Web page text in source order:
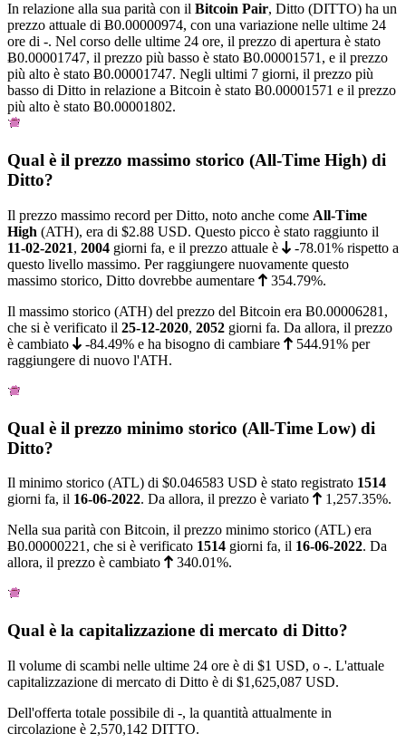
In relazione alla sua parità con il Bitcoin Pair, Ditto (DITTO) ha un
prezzo attuale di Ƀ0.00000974, con una variazione nelle ultime 24
ore di -. Nel corso delle ultime 24 ore, il prezzo di apertura è stato
Ƀ0.00001747, il prezzo più basso è stato Ƀ0.00001571 , e il prezzo
più alto è stato Ƀ0.00001747. Negli ultimi 7 giorni, il prezzo più
basso di Ditto in relazione a Bitcoin è stato Ƀ0.00001571 e il prezzo
più alto è stato Ƀ0.00001802.
Qual è il prezzo massimo storico (All-Time High) di
Ditto?
Il prezzo massimo record per Ditto, noto anche come All-Time
High (ATH), era di $2.88 USD. Questo picco è stato raggiunto il
11-02-2021, 2004 giorni fa, e il prezzo attuale è -78.01% rispetto a
questo livello massimo. Per raggiungere nuovamente questo
massimo storico, Ditto dovrebbe aumentare
354.79%.
Il massimo storico (ATH) del prezzo del Bitcoin era Ƀ0.00006281 ,
che si è verificato il 25-12-2020, 2052 giorni fa. Da allora, il prezzo
è cambiato
-84.49% e ha bisogno di cambiare 544.91% per
raggiungere di nuovo l'ATH.
Qual è il prezzo minimo storico (All-Time Low) di
Ditto?
Il minimo storico (ATL) di $0.046583 USD è stato registrato 1514
giorni fa, il 16-06-2022. Da allora, il prezzo è variato 1,257.35%.
Nella sua parità con Bitcoin, il prezzo minimo storico (ATL) era
Ƀ0.00000221 , che si è verificato 1514 giorni fa, il 16-06-2022. Da
allora, il prezzo è cambiato
340.01%.
Qual è la capitalizzazione di mercato di Ditto?
Il volume di scambi nelle ultime 24 ore è di $1 USD, o -. L'attuale
capitalizzazione di mercato di Ditto è di $1,625,087 USD.
Dell'offerta totale possibile di -, la quantità attualmente in
circolazione è 2,570,142 DITTO.